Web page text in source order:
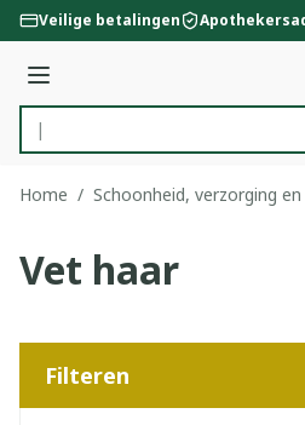
Ga naar de inhoud
Veilige betalingen
Menu
Product, merk, categorie...
Home / Schoonheid, verzorging en
Vet haar
Filteren